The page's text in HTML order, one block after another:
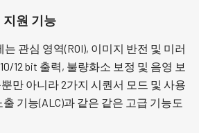
지원 기능
는 관심 영역(ROI), 이미지 반전 및 미러
12 bit 출력, 불량화소 보정 및 음영 보
만 아니라 2가지 시퀀서 모드 및 사용
기능(ALC)과 같은 같은 고급 기능도